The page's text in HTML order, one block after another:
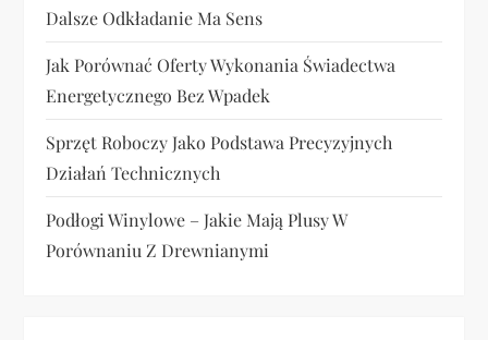
Dalsze Odkładanie Ma Sens
Jak Porównać Oferty Wykonania Świadectwa
Energetycznego Bez Wpadek
Sprzęt Roboczy Jako Podstawa Precyzyjnych
Działań Technicznych
Podłogi Winylowe – Jakie Mają Plusy W
Porównaniu Z Drewnianymi